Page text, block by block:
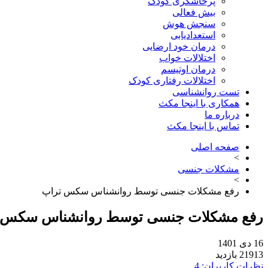
بیش فعالی
سنجش هوش
استعدادیابی
درمان خود ارضایی
اختلالات خواب
درمان اوتیسم
اختلالات رفتاری کودک
تست روانشناسی
همکاری با اینجا مکث
درباره ما
تماس با اینجا مکث
صفحه اصلی
>
مشکلات جنسی
>
رفع مشکلات جنسی توسط روانشناس سکس تراپ
رفع مشکلات جنسی توسط روانشناس سکس
16 دی 1401
21913 بازدید
نظرات کاربران: 4